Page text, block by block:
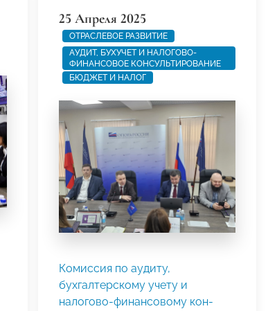
25 Апреля 2025
ОТРАСЛЕВОЕ РАЗВИТИЕ
АУДИТ, БУХУЧЕТ И НАЛОГОВО-
ФИНАНСОВОЕ КОНСУЛЬТИРОВАНИЕ
БЮДЖЕТ И НАЛОГ
Комиссия по аудиту,
бухгалтерскому учету и
налогово-финансовому кон-